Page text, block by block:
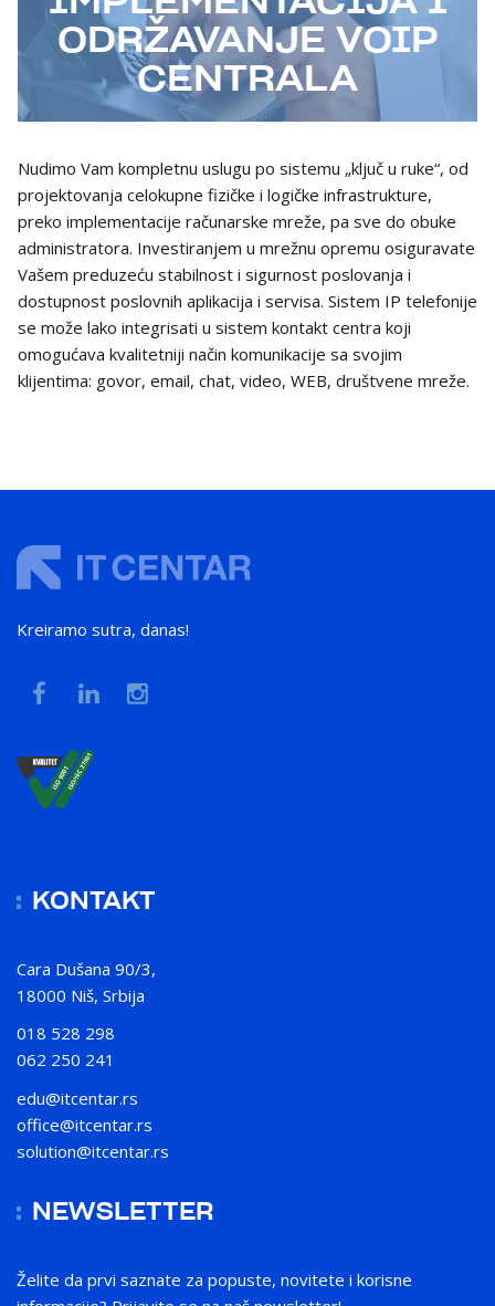
ODRŽAVANJE VOIP
CENTRALA
Nudimo Vam kompletnu uslugu po sistemu „ključ u ruke“, od
projektovanja celokupne fizičke i logičke infrastrukture,
preko implementacije računarske mreže, pa sve do obuke
administratora. Investiranjem u mrežnu opremu osiguravate
Vašem preduzeću stabilnost i sigurnost poslovanja i
dostupnost poslovnih aplikacija i servisa. Sistem IP telefonije
se može lako integrisati u sistem kontakt centra koji
omogućava kvalitetniji način komunikacije sa svojim
klijentima: govor, email, chat, video, WEB, društvene mreže.
Kreiramo sutra, danas!
KONTAKT
Cara Dušana 90/3,
18000 Niš, Srbija
018 528 298
062 250 241
edu@itcentar.rs
office@itcentar.rs
solution@itcentar.rs
NEWSLETTER
Želite da prvi saznate za popuste, novitete i korisne